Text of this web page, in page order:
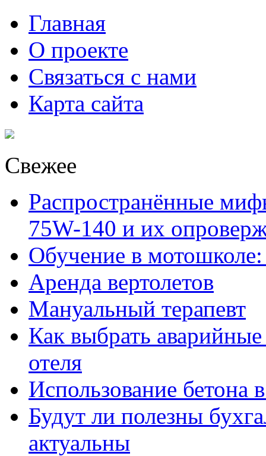
Главная
О проекте
Связаться с нами
Карта сайта
Свежее
Распространённые
75W-140 и их
Обучение в
Аренда вертолетов
Мануальный терапевт
Как выбрать
отеля
Использование бетона
Будут ли полезны
актуальны